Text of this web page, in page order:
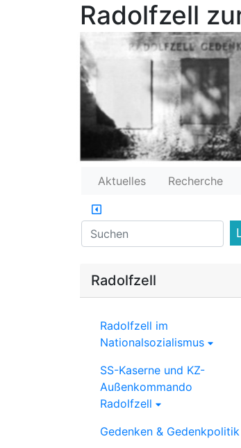
Radolfzell
Aktuelles Recherche
Find
Radolfzell
Radolfzell im
Nationalsozialismus
SS-Kaserne und KZ-
Außenkommando
Radolfzell
Gedenken & Gedenkpolitik